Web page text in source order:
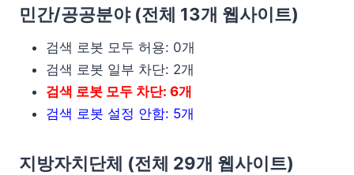
민간/공공분야 (전체 13개 웹사이트)
검색 로봇 모두 허용: 0개
검색 로봇 일부 차단: 2개
검색 로봇 모두 차단: 6개
검색 로봇 설정 안함: 5개
지방자치단체 (전체 29개 웹사이트)